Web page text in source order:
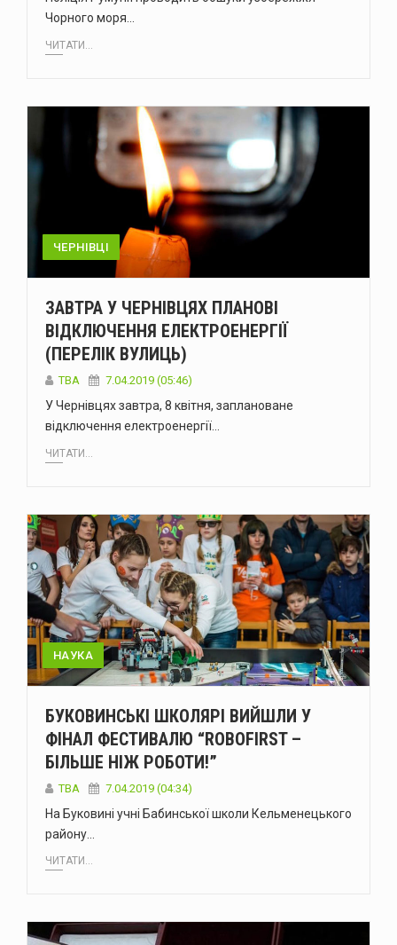
Чорного моря…
ЧИТАТИ...
ЧЕРНІВЦІ
ЗАВТРА У ЧЕРНІВЦЯХ ПЛАНОВІ
ВІДКЛЮЧЕННЯ ЕЛЕКТРОЕНЕРГІЇ
(ПЕРЕЛІК ВУЛИЦЬ)
TBA 7.04.2019 (05:46)
У Чернівцях завтра, 8 квітня, заплановане
відключення електроенергії…
ЧИТАТИ...
НАУКА
БУКОВИНСЬКІ ШКОЛЯРІ ВИЙШЛИ У
ФІНАЛ ФЕСТИВАЛЮ “ROBOFIRST –
БІЛЬШЕ НІЖ РОБОТИ!”
TBA 7.04.2019 (04:34)
На Буковині учні Бабинської школи Кельменецького
району…
ЧИТАТИ...